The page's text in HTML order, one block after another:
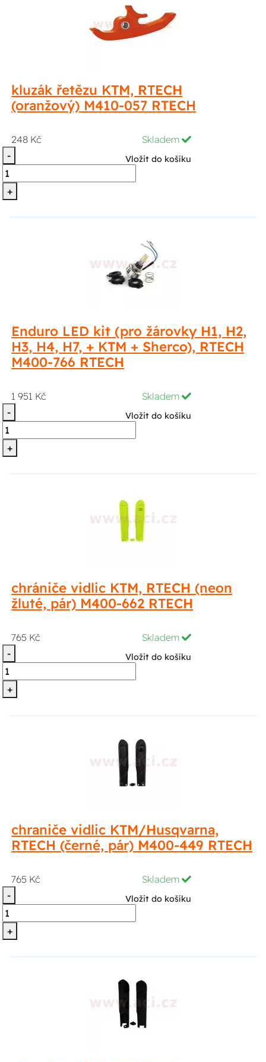
kluzák řetězu KTM, RTECH
(oranžový) M410-057 RTECH
248 Kč
Skladem
-
+
Vložit do košíku
Enduro LED kit (pro žárovky H1, H2,
H3, H4, H7, + KTM + Sherco), RTECH
M400-766 RTECH
1 951 Kč
Skladem
-
+
Vložit do košíku
chrániče vidlic KTM, RTECH (neon
žluté, pár) M400-662 RTECH
765 Kč
Skladem
-
+
Vložit do košíku
chraniče vidlic KTM/Husqvarna,
RTECH (černé, pár) M400-449 RTECH
765 Kč
Skladem
-
+
Vložit do košíku